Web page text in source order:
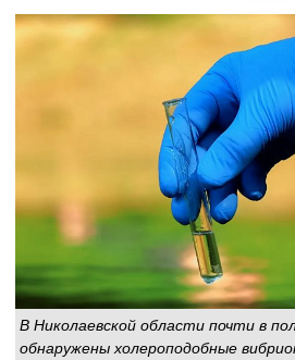
В Николаевской области почти в
обнаружены холероподобные